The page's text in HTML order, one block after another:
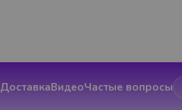
ДоставкаВидеоЧастые вопросы